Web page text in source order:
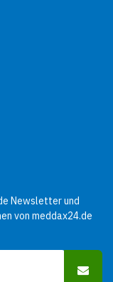
Newsletter und
von meddax24.de